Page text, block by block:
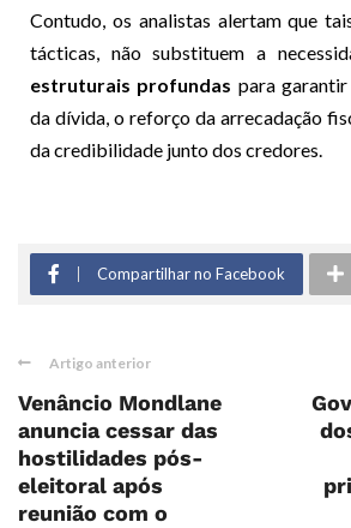
Contudo, os analistas alertam que
tácticas, não substituem a
estruturais profundas para
da dívida, o reforço da arrecadação
da credibilidade junto dos credores.
Compartilhar no Facebook
Artigo anterior
Venâncio Mondlane
anuncia cessar das
hostilidades pós-
eleitoral após
reunião com o